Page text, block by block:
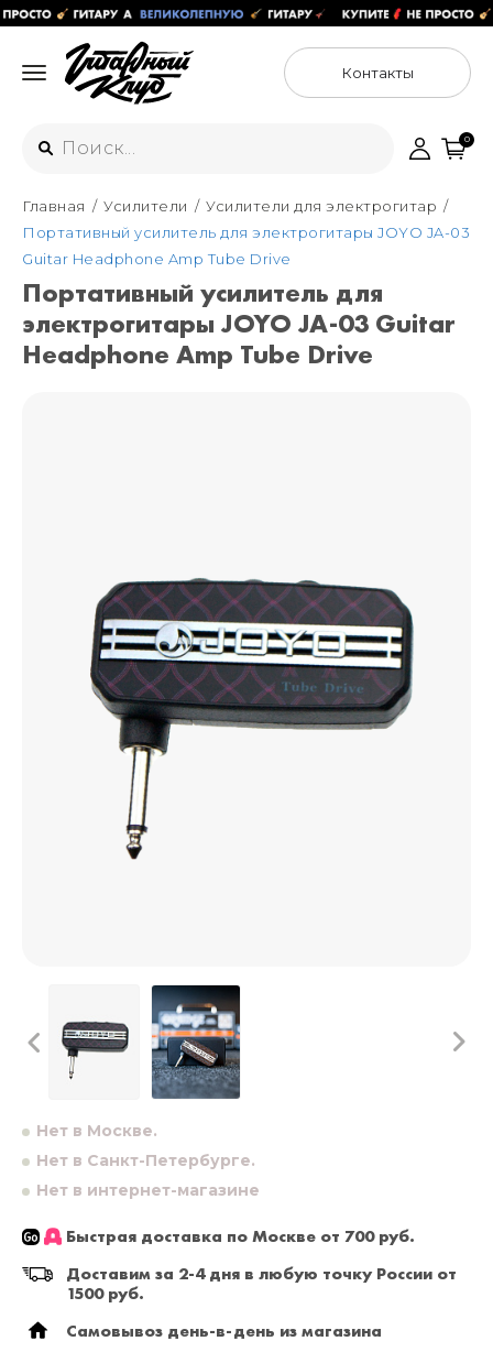
Контакты
Интернет-магазин
+7 (925) 125-54-44
Москва
+7 (925) 176-55-65
ул. Большая Новодмитровская 36с15,
"ФЛАКОН"
Санкт-Петербург
+7 (929) 179-15-49
0
Главная Усилители
Усилители для электрогитар
Портативный усилитель для электрогитары JOYO JA-03
Guitar Headphone Amp Tube Drive
Портативный усилитель для
электрогитары JOYO JA-03 Guitar
Headphone Amp Tube Drive
Нет в Москве.
Нет в Санкт-Петербурге.
Нет в интернет-магазине
Быстрая доставка по Москве от 700 руб.
Доставим за 2-4 дня в любую точку России от
1500 руб.
Самовывоз день-в-день из магазина